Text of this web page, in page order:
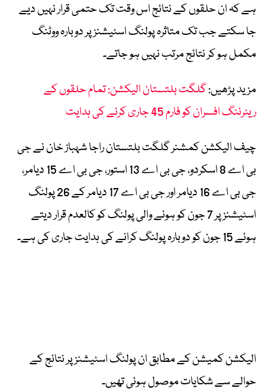
ہے کہ ان حلقوں کے نتائج اس وقت تک حتمی قرار نہیں دیے
جا سکتے جب تک متاثرہ پولنگ اسٹیشنز پر دوبارہ ووٹنگ
مکمل ہو کر نتائج مرتب نہیں ہو جاتے۔
مزید پڑھیں:گلگت بلتستان الیکشن: تمام حلقوں کے
ریٹرننگ افسران کو فارم 45 جاری کرنے کی ہدایت
چیف الیکشن کمشنر گلگت بلتستان راجا شہباز خان نے جی
بی اے 8 اسکردو، جی بی اے 13 استور، جی بی اے 15 دیامر،
جی بی اے 16 دیامر اور جی بی اے 17 دیامر کے 26 پولنگ
اسٹیشنز پر 7 جون کو ہونے والی پولنگ کو کالعدم قرار دیتے
ہوئے 15 جون کو دوبارہ پولنگ کرانے کی ہدایت جاری کی ہے۔
الیکشن کمیشن کے مطابق ان پولنگ اسٹیشنز پر نتائج کے
حوالے سے شکایات موصول ہوئی تھیں۔